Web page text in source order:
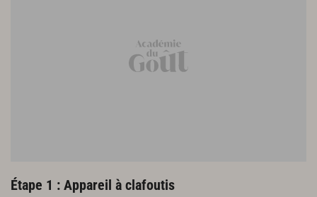
Étape 1 : Appareil à clafoutis